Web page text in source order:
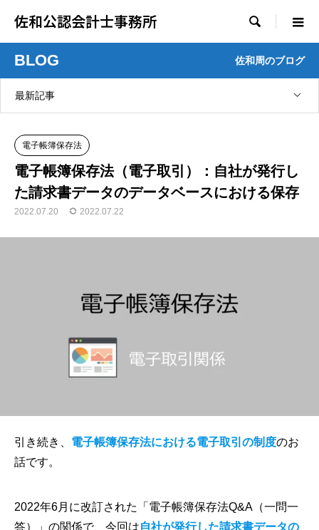
佐和公認会計士事務所 
BLOG 佐和周のブログ
最新記事
電子帳簿保存法
電子帳簿保存法（電子取引）：自社が発行し
た請求書データのデータベースにおける保存
2022.07.20 2022.07.22
引き続き、 電子帳簿保存法における電子取引の制度のお
話です。
2022年6月に改訂された「電子帳簿保存法Q&A（一問一
答）」の関係で、今回は自社が発行した請求書データの